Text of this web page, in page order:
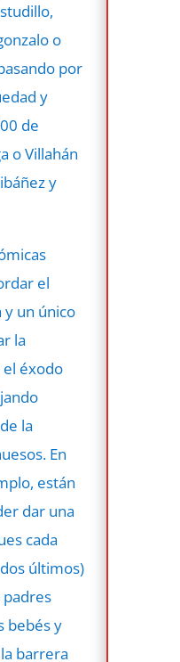
o
por
y
de
o Villahán
y
el
un único
la
éxodo
la
En
están
dar una
cada
últimos)
padres
bebés y
barrera